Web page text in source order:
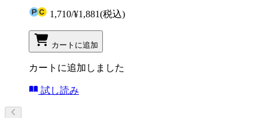
1,710/¥1,881(税込)
カートに追加
カートに追加しました
試し読み